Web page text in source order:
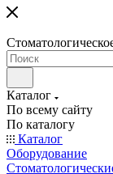
Каталог
По всему сайту
По каталогу
Каталог
Оборудование